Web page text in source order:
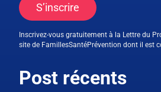
S’inscrire
Inscrivez-vous gratuitement à la Lettre du
site de FamillesSantéPrévention dont il est
Post récents